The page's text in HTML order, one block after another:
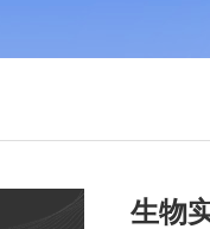
生物